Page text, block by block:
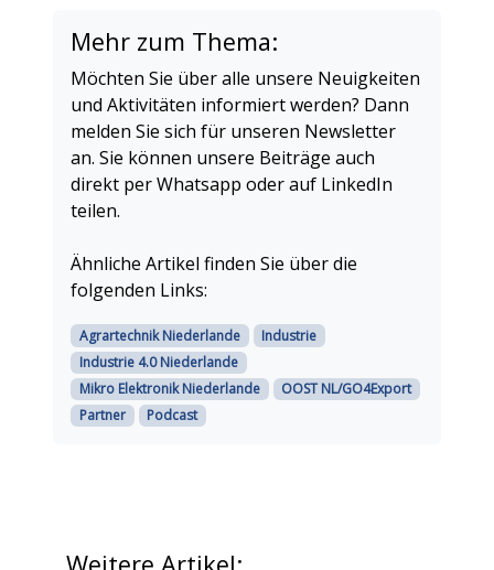
Mehr zum Thema:
Möchten Sie über alle unsere Neuigkeiten
und Aktivitäten informiert werden? Dann
melden Sie sich für unseren Newsletter
an. Sie können unsere Beiträge auch
direkt per Whatsapp oder auf LinkedIn
teilen.
Ähnliche Artikel finden Sie über die
folgenden Links:
Agrartechnik Niederlande
Industrie
Industrie 4.0 Niederlande
Mikro Elektronik Niederlande
OOST NL/GO4Export
Partner
Podcast